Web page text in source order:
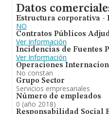
Datos
Estructura corporativa -
NO
Contratos Públicos
Ver Información
Incidencias de Fuentes
Ver Información
Operaciones
No constan
Grupo Sector
Servicios empresariales
Número de empleados
0 (año 2018)
Responsabilidad Social